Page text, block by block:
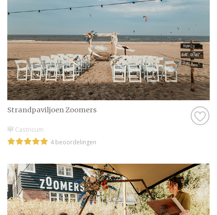
werkt als je in deze provincie gaat trouwen!
Kijk daarom hieronder voor het overzicht van
handige bedrijven die jullie graag helpen als
jullie in Noord-Holland willen trouwen.
Wij wensen jullie heel veel plezier bij het
zoeken, succes met het plannen maken en
een heerlijke huwelijksdag toe!
Strandpaviljoen Zoomers
Castricum
4 beoordelingen